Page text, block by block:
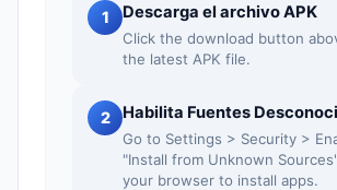
1 Descarga el archivo APK
Click the download button
the latest APK file.
2 Habilita Fuentes
Go to Settings > Security >
"Install from Unknown
your browser to install apps.